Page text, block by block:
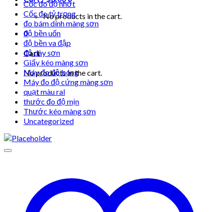
No products in the cart.
0
Cart
No products in the cart.
Cốc đo độ nhớt
Cốc đo tỷ trọng
đo bám dính màng sơn
độ bền uốn
độ bền va đập
độ dày sơn
Giấy kéo màng sơn
Máy đo độ bóng
Máy đo độ cứng màng sơn
quạt màu ral
thước đo độ mịn
Thước kéo màng sơn
Uncategorized